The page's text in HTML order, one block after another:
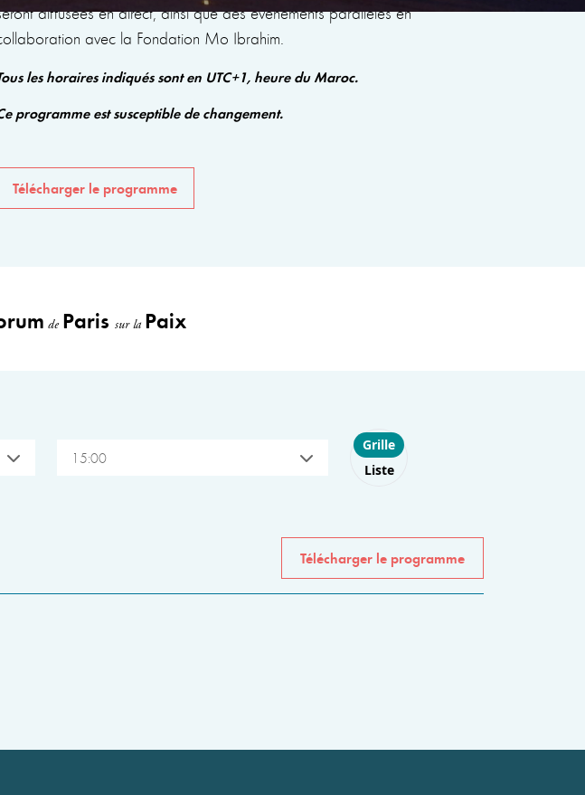
diffusées en direct, ainsi que des événements parallèles en
avec la Fondation Mo Ibrahim.
les horaires indiqués sont en UTC+1, heure du Maroc.
programme est susceptible de changement.
Télécharger le programme
de Paris sur la Paix
15:00
Choose layout
Grille
Liste
Télécharger le programme